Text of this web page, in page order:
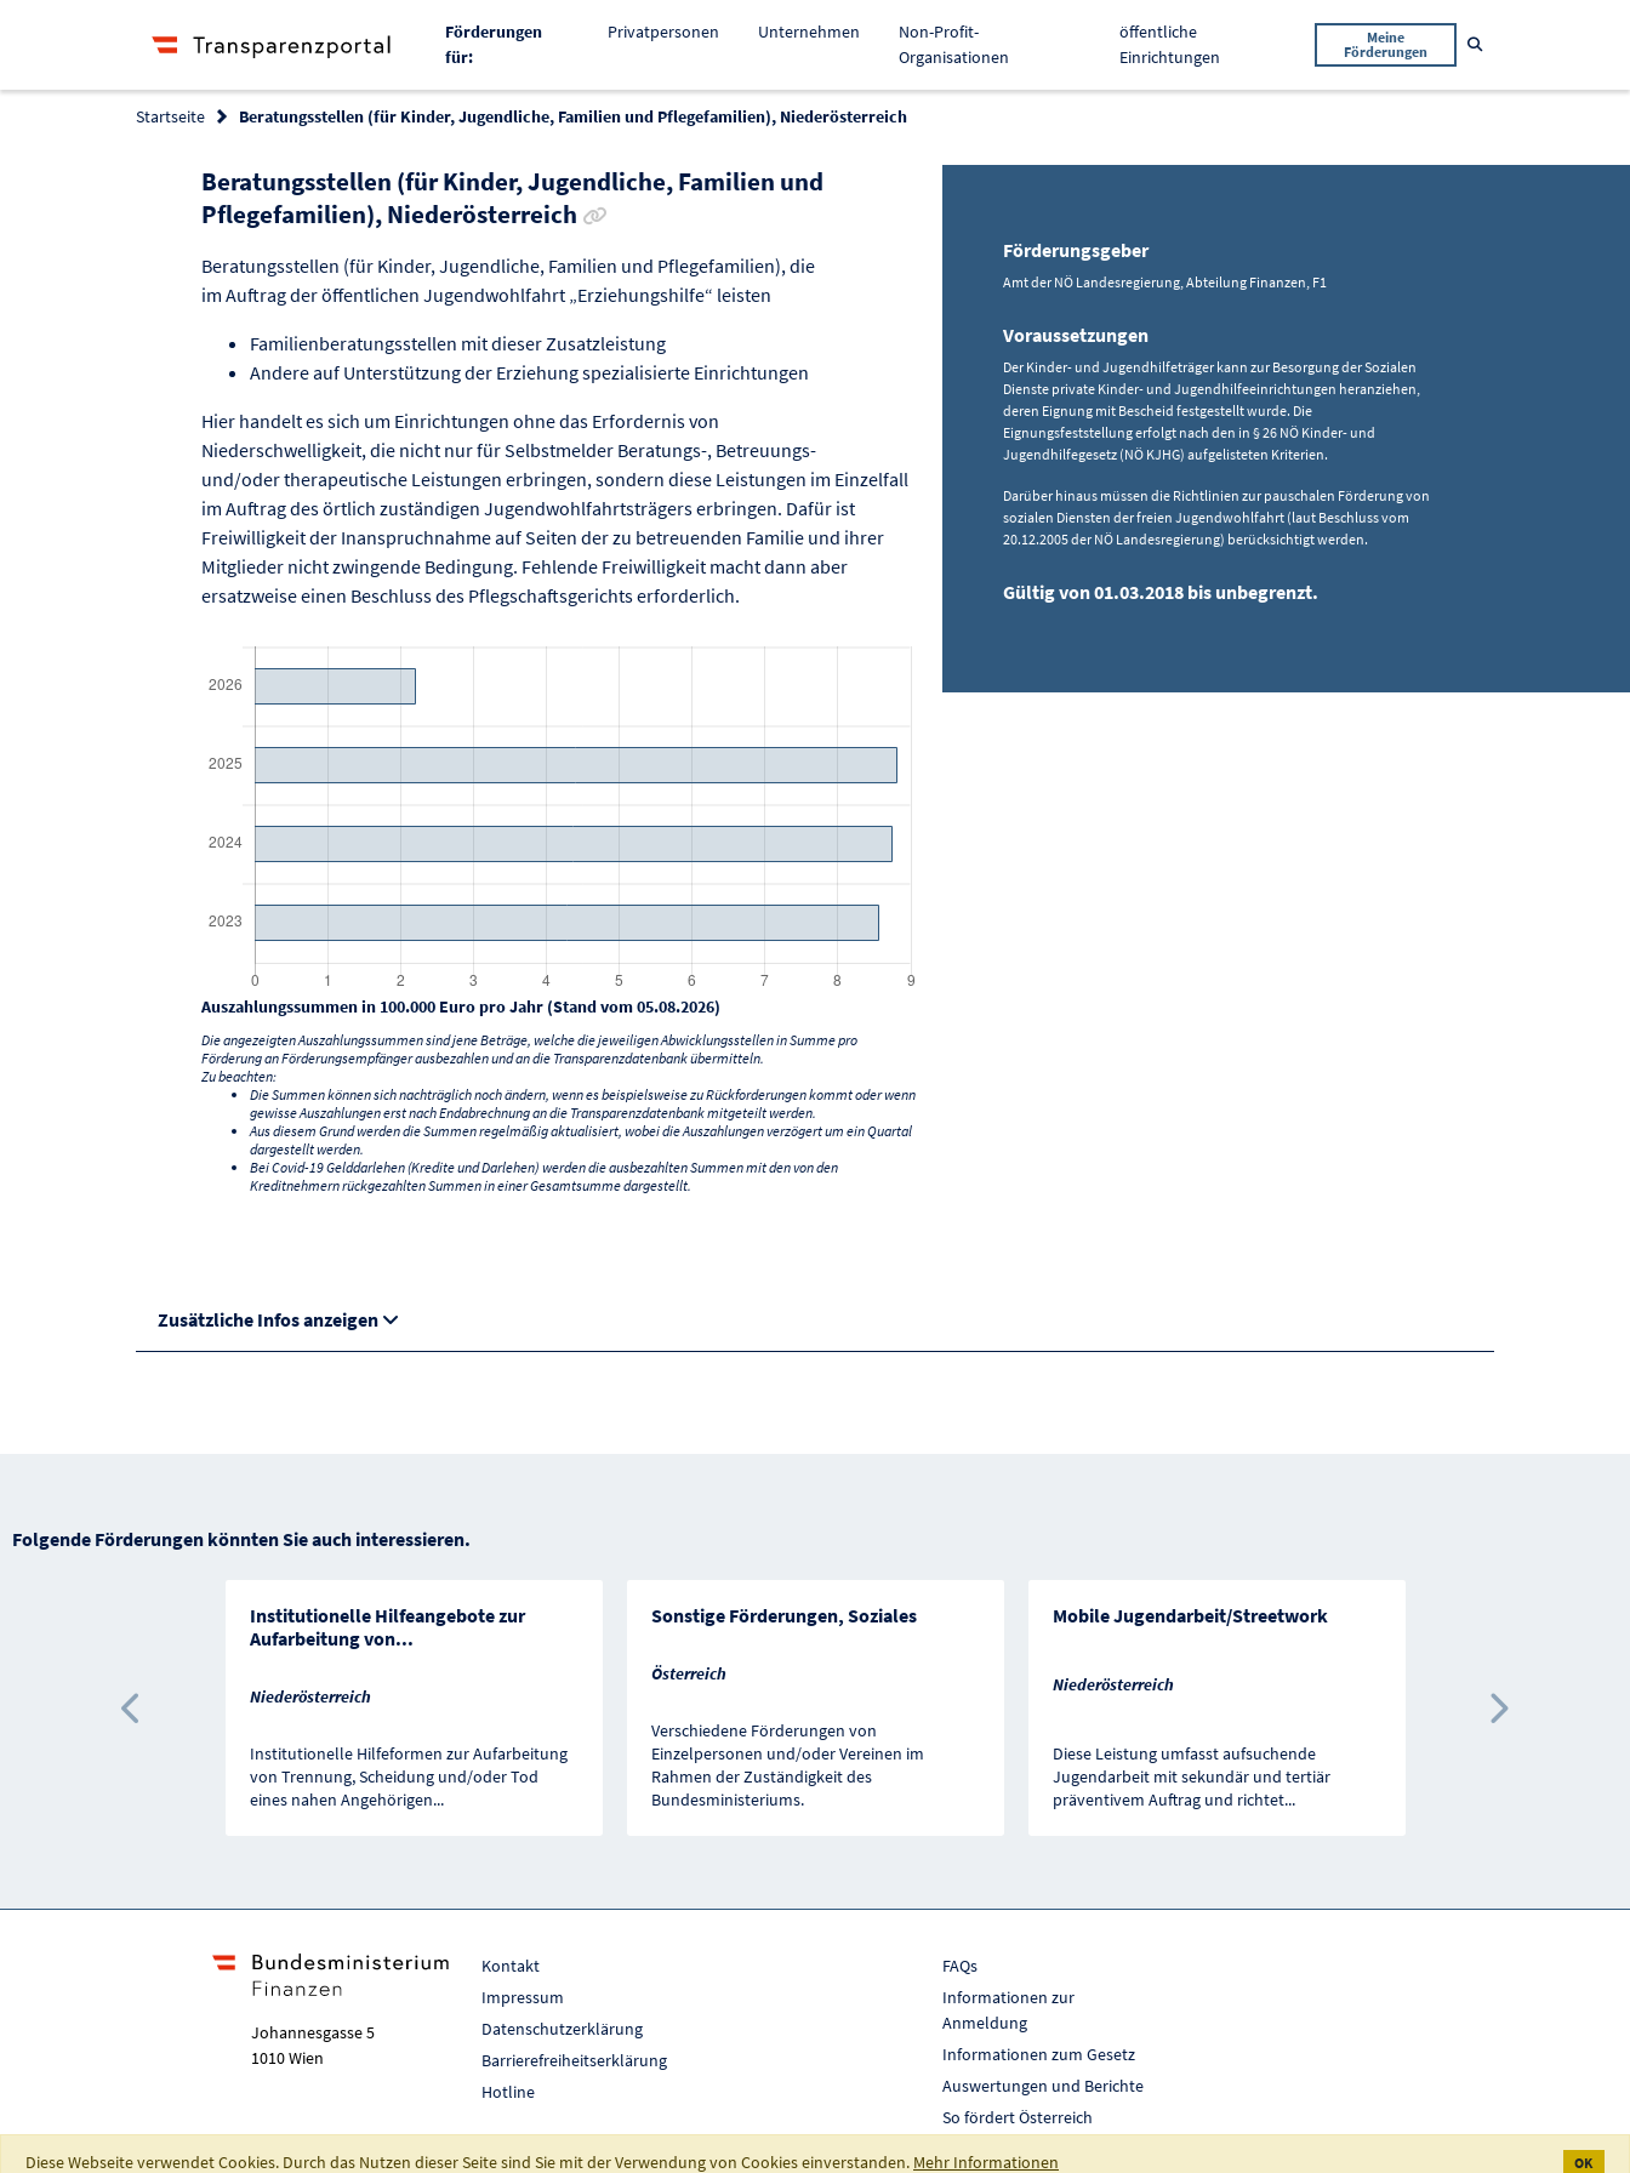
Förderungen
für:
Privatpersonen Unternehmen
Non-Profit-
Organisationen
öffentliche
Einrichtungen
Meine
Förderungen
Startseite Beratungsstellen (für Kinder, Jugendliche, Familien und Pflegefamilien), Niederösterreich
Beratungsstellen (für Kinder, Jugendliche, Familien und
Pflegefamilien), Niederösterreich
Link zur Förderung kopieren
Beratungsstellen (für Kinder, Jugendliche, Familien und Pflegefamilien), die
im Auftrag der öffentlichen Jugendwohlfahrt „Erziehungshilfe“ leisten
Familienberatungsstellen mit dieser Zusatzleistung
Andere auf Unterstützung der Erziehung spezialisierte Einrichtungen
Hier handelt es sich um Einrichtungen ohne das Erfordernis von
Niederschwelligkeit, die nicht nur für Selbstmelder Beratungs-, Betreuungs-
und/oder therapeutische Leistungen erbringen, sondern diese Leistungen im Einzelfall
im Auftrag des örtlich zuständigen Jugendwohlfahrtsträgers erbringen. Dafür ist
Freiwilligkeit der Inanspruchnahme auf Seiten der zu betreuenden Familie und ihrer
Mitglieder nicht zwingende Bedingung. Fehlende Freiwilligkeit macht dann aber
ersatzweise einen Beschluss des Pflegschaftsgerichts erforderlich.
Auszahlungssummen in 100.000 Euro pro Jahr (Stand vom 05.08.2026)
Die angezeigten Auszahlungssummen sind jene Beträge, welche die jeweiligen Abwicklungsstellen in Summe pro
Förderung an Förderungsempfänger ausbezahlen und an die Transparenzdatenbank übermitteln.
Zu beachten:
Die Summen können sich nachträglich noch ändern, wenn es beispielsweise zu Rückforderungen kommt oder wenn
gewisse Auszahlungen erst nach Endabrechnung an die Transparenzdatenbank mitgeteilt werden.
Aus diesem Grund werden die Summen regelmäßig aktualisiert, wobei die Auszahlungen verzögert um ein Quartal
dargestellt werden.
Bei Covid-19 Gelddarlehen (Kredite und Darlehen) werden die ausbezahlten Summen mit den von den
Kreditnehmern rückgezahlten Summen in einer Gesamtsumme dargestellt.
Förderungsgeber
Amt der NÖ Landesregierung, Abteilung Finanzen, F1
Voraussetzungen
Der Kinder- und Jugendhilfeträger kann zur Besorgung der Sozialen
Dienste private Kinder- und Jugendhilfeeinrichtungen heranziehen,
deren Eignung mit Bescheid festgestellt wurde. Die
Eignungsfeststellung erfolgt nach den in § 26 NÖ Kinder- und
Jugendhilfegesetz (NÖ KJHG) aufgelisteten Kriterien.
Darüber hinaus müssen die Richtlinien zur pauschalen Förderung von
sozialen Diensten der freien Jugendwohlfahrt (laut Beschluss vom
20.12.2005 der NÖ Landesregierung) berücksichtigt werden.
Gültig von 01.03.2018 bis unbegrenzt.
Zusätzliche Infos anzeigen
Folgende Förderungen könnten Sie auch interessieren.
Institutionelle Hilfeangebote zur
Aufarbeitung von...
Niederösterreich
Institutionelle Hilfeformen zur Aufarbeitung
von Trennung, Scheidung und/oder Tod
eines nahen Angehörigen...
Sonstige Förderungen, Soziales
Österreich
Verschiedene Förderungen von
Einzelpersonen und/oder Vereinen im
Rahmen der Zuständigkeit des
Bundesministeriums.
Mobile Jugendarbeit/Streetwork
Niederösterreich
Diese Leistung umfasst aufsuchende
Jugendarbeit mit sekundär und tertiär
präventivem Auftrag und richtet...
Vorherige Förderung Nächste
Johannesgasse 5
1010 Wien
Kontakt
Impressum
Datenschutzerklärung
Barrierefreiheitserklärung
Hotline
FAQs
Informationen zur
Anmeldung
Informationen zum Gesetz
Auswertungen und Berichte
So fördert Österreich
Diese Webseite verwendet Cookies. Durch das Nutzen dieser Seite sind Sie mit der Verwendung von Cookies einverstanden. Mehr Informationen OK